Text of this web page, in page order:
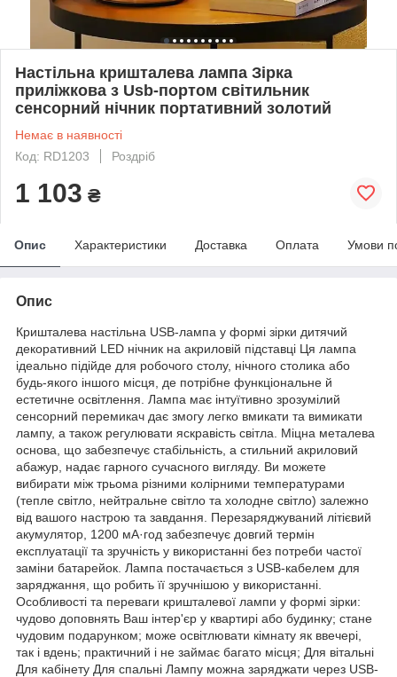
Настільна кришталева лампа Зірка
приліжкова з Usb-портом світильник
сенсорний нічник портативний золотий
Немає в наявності
Код: RD1203
Роздріб
1 103 ₴
Опис Характеристики Доставка Оплата Умови
Опис
Кришталева настільна USB-лампа у формі зірки дитячий
декоративний LED нічник на акриловій підставці Ця лампа
ідеально підійде для робочого столу, нічного столика або
будь-якого іншого місця, де потрібне функціональне й
естетичне освітлення. Лампа має інтуїтивно зрозумілий
сенсорний перемикач дає змогу легко вмикати та вимикати
лампу, а також регулювати яскравість світла. Міцна металева
основа, що забезпечує стабільність, а стильний акриловий
абажур, надає гарного сучасного вигляду. Ви можете
вибирати між трьома різними колірними температурами
(тепле світло, нейтральне світло та холодне світло) залежно
від вашого настрою та завдання. Перезаряджуваний літієвий
акумулятор, 1200 мА·год забезпечує довгий термін
експлуатації та зручність у використанні без потреби частої
заміни батарейок. Лампа постачається з USB-кабелем для
заряджання, що робить її зручнішою у використанні.
Особливості та переваги кришталевої лампи у формі зірки:
чудово доповнять Ваш інтер'єр у квартирі або будинку; стане
чудовим подарунком; може освітлювати кімнату як ввечері,
так і вдень; практичний і не займає багато місця; Для вітальні
Для кабінету Для спальні Лампу можна заряджати через USB-